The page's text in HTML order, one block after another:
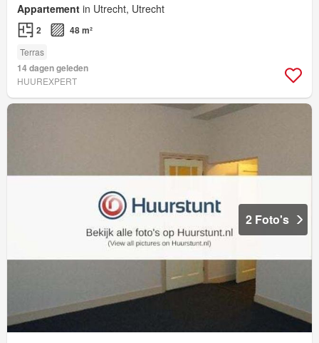
Appartement in Utrecht, Utrecht
2 48 m²
Terras
14 dagen geleden
HUUREXPERT
2 Foto's